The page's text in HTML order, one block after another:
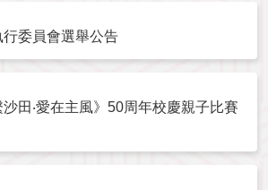
委員會選舉公告
沙田‧愛在主風》50周年校慶親子比賽